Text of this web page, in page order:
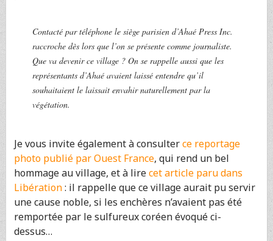
Contacté par téléphone le siège parisien d’Ahaé Press Inc.
raccroche dès lors que l’on se présente comme journaliste.
Que va devenir ce village ? On se rappelle aussi que les
représentants d’Ahaé avaient laissé entendre qu’il
souhaitaient le laissait envahir naturellement par la
végétation.
Je vous invite également à consulterce reportage
photo publié par Ouest France, qui rend un bel
hommage au village, et à lirecet article paru dans
Libération: il rappelle que ce village aurait pu servir
une cause noble, si les enchères n’avaient pas été
remportée par le sulfureux coréen évoqué ci-
dessus…